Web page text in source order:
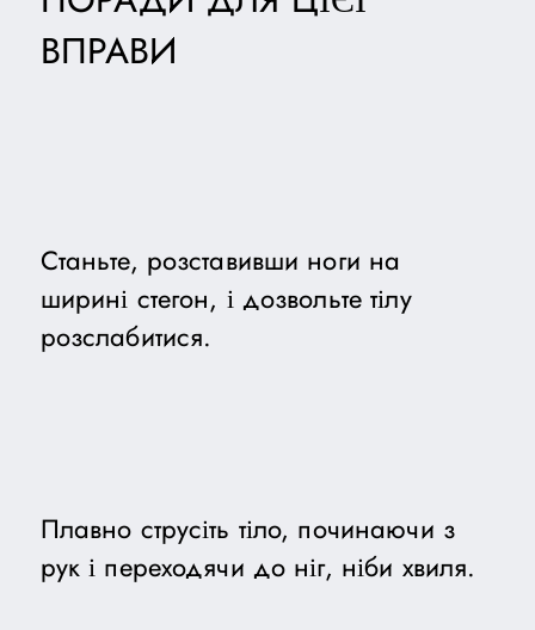
ВПРАВИ
Станьте, розставивши ноги на
ширині стегон, і дозвольте тілу
розслабитися.
Плавно струсіть тіло, починаючи з
рук і переходячи до ніг, ніби хвиля.